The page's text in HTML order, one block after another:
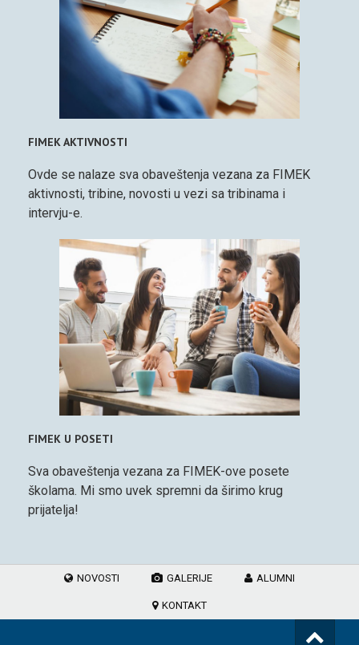
FIMEK AKTIVNOSTI
Ovde se nalaze sva obaveštenja vezana za FIMEK
aktivnosti, tribine, novosti u vezi sa tribinama i
intervju-e.
FIMEK U POSETI
Sva obaveštenja vezana za FIMEK-ove posete
školama. Mi smo uvek spremni da širimo krug
prijatelja!
NOVOSTI GALERIJE ALUMNI
KONTAKT